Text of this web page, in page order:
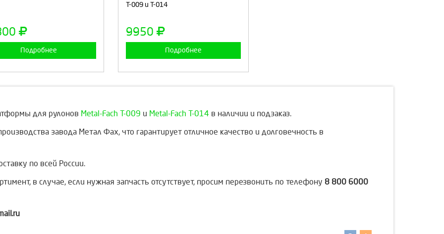
Подробнее
Т-009 и Т-014
9950
Подробнее
Продолжить
для рулонов Metal-Fach Т-009 и Metal-Fach Т-014 в наличии и подзаказ.
завода Метал Фах, что гарантирует отличное качество и долговечность в
по всей России.
в случае, если нужная запчасть отсутствует, просим перезвонить по телефону 8 800 6000